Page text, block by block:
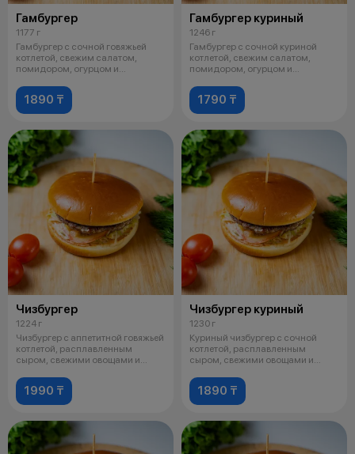
Гамбургер
1177 г
Гамбургер с сочной говяжьей
котлетой, свежим салатом,
помидором, огурцом и
1890 ₸
Гамбургер куриный
1246 г
Гамбургер с сочной куриной
котлетой, свежим салатом,
помидором, огурцом и
1790 ₸
Чизбургер
1224 г
Чизбургер с аппетитной говяжьей
котлетой, расплавленным
сыром, свежими овощами и
1990 ₸
Чизбургер куриный
1230 г
Куриный чизбургер с сочной
котлетой, расплавленным
сыром, свежими овощами и
1890 ₸